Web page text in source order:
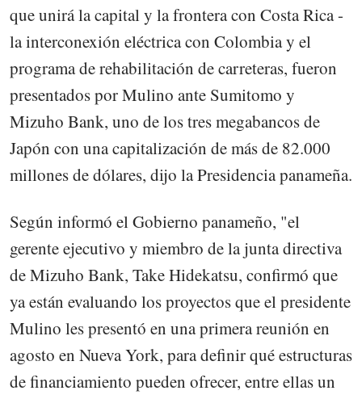
que unirá la capital y la frontera con Costa Rica -
la interconexión eléctrica con Colombia y el
programa de rehabilitación de carreteras, fueron
presentados por Mulino ante Sumitomo y
Mizuho Bank, uno de los tres megabancos de
Japón con una capitalización de más de 82.000
millones de dólares, dijo la Presidencia panameña.
Según informó el Gobierno panameño, "el
gerente ejecutivo y miembro de la junta directiva
de Mizuho Bank, Take Hidekatsu, confirmó que
ya están evaluando los proyectos que el presidente
Mulino les presentó en una primera reunión en
agosto en Nueva York, para definir qué estructuras
de financiamiento pueden ofrecer, entre ellas un